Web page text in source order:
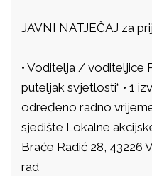
JAVNI NATJEČAJ za
• Voditelja / voditeljice
puteljak svjetlosti“ • 1
određeno radno
sjedište Lokalne
Braće Radić 28, 43226
rad